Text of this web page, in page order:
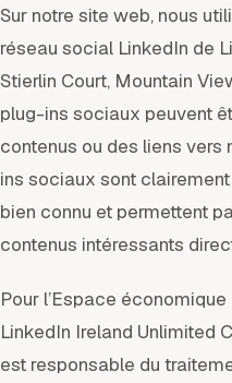
Sur notre site web, nous
réseau social LinkedIn de
Stierlin Court, Mountain
plug-ins sociaux peuvent
contenus ou des liens vers
ins sociaux sont
bien connu et permettent
contenus intéressants
Pour l’Espace
LinkedIn Ireland Unlimited
est responsable du